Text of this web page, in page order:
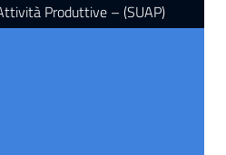
Produttive – (SUAP)